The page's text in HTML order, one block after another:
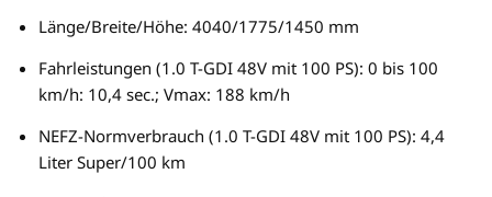
Länge/Breite/Höhe: 4040/1775/1450 mm
Fahrleistungen (1.0 T-GDI 48V mit 100 PS): 0 bis 100
km/h: 10,4 sec.; Vmax: 188 km/h
NEFZ-Normverbrauch (1.0 T-GDI 48V mit 100 PS): 4,4
Liter Super/100 km